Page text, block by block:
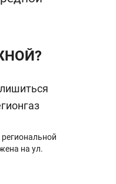
на ул.
дней